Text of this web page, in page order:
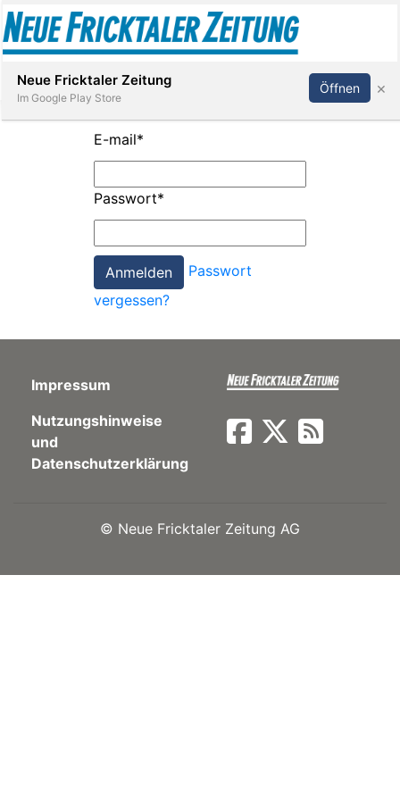
Paper
App
Abonnieren Anmelden
E-mail*
Passwort*
Passwort
vergessen?
Impressum
Nutzungshinweise
und
Datenschutzerklärung
© Neue Fricktaler Zeitung AG
Neue Fricktaler Zeitung
Im Google Play Store
Öffnen ×